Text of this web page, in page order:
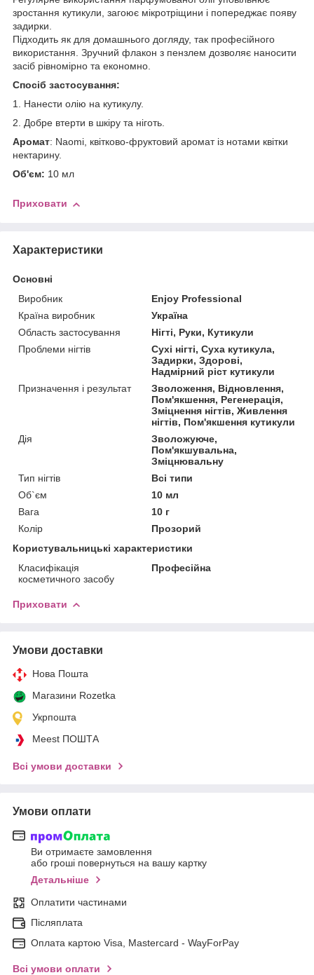
зростання кутикули, загоює мікротріщини і попереджає появу
задирки.
Підходить як для домашнього догляду, так професійного
використання. Зручний флакон з пензлем дозволяє наносити
засіб рівномірно та економно.
Спосіб застосування:
1. Нанести олію на кутикулу.
2. Добре втерти в шкіру та ніготь.
Аромат: Naomi, квітково-фруктовий аромат із нотами квітки
нектарину.
Об'єм: 10 мл
Приховати
Характеристики
Основні
Виробник
Enjoy Professional
Країна виробник
Україна
Область застосування
Нігті, Руки, Кутикули
Проблеми нігтів
Сухі нігті, Суха кутикула,
Задирки, Здорові,
Надмірний ріст кутикули
Призначення і результат
Зволоження, Відновлення,
Пом'якшення, Регенерація,
Зміцнення нігтів, Живлення
нігтів, Пом'якшення кутикули
Дія
Зволожуюче,
Пом'якшувальна,
Зміцнювальну
Тип нігтів
Всі типи
Об`єм
10 мл
Вага
10 г
Колір
Прозорий
Користувальницькі характеристики
Класифікація
косметичного засобу
Професійна
Приховати
Умови доставки
Нова Пошта
Магазини Rozetka
Укрпошта
Meest ПОШТА
Всі умови доставки
Умови оплати
Ви отримаєте замовлення
або гроші повернуться на вашу картку
Детальніше
Оплатити частинами
Післяплата
Оплата картою Visa, Mastercard - WayForPay
Всі умови оплати